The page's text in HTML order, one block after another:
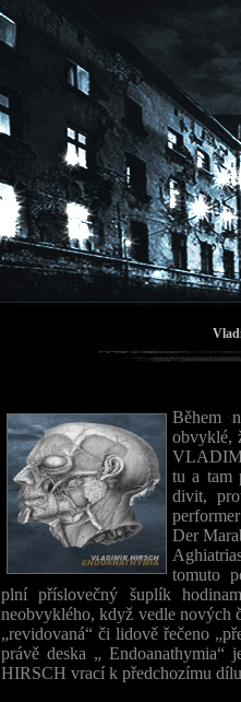
Během
obvyklé,
tu a tam
divit,
Der
tomuto
plní příslovečný šuplík
neobvyklého, když vedle nových
„revidovaná“ či lidově řečeno
právě deska „
HIRSCH vrací k předchozímu